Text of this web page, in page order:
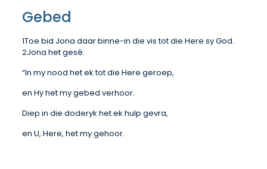
Gebed
1Toe bid Jona daar binne-in die vis tot die Here sy God.
2Jona het gesê:
“In my nood het ek tot die Here geroep,
en Hy het my gebed verhoor.
Diep in die doderyk het ek hulp gevra,
en U, Here, het my gehoor.